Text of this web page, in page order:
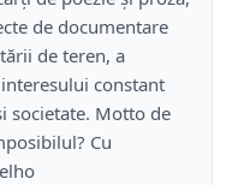
de documentare
de teren, a
constant
societate. Motto de
Cu